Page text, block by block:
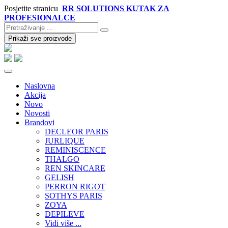
Posjetite stranicu RR SOLUTIONS KUTAK ZA
PROFESIONALCE
Prikaži sve proizvode
Naslovna
Akcija
Novo
Novosti
Brandovi
DECLEOR PARIS
JURLIQUE
REMINISCENCE
THALGO
REN SKINCARE
GELISH
PERRON RIGOT
SOTHYS PARIS
ZOYA
DEPILEVE
Vidi više ...